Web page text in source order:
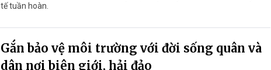
tế tuần hoàn.
Gắn bảo vệ môi trường với đời sống quân và
dân nơi biên giới, hải đảo